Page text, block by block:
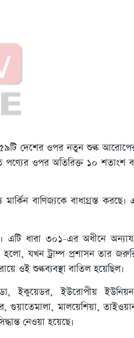
৫৯টি দেশের ওপর নতুন শুল্ক
পণ্যের ওপর অতিরিক্ত ১০ শতাংশ
বাণিজ্যকে বাধাগ্রস্ত করছে।
এটি ধারা ৩০১-এর অধীনে
হলো, যখন ট্রাম্প প্রশাসন তার
ওই শুল্কব্যবস্থা বাতিল হয়েছিল।
ইকুয়েডর, ইউরোপীয়
গুয়াতেমালা, মালয়েশিয়া,
নেওয়া হয়েছে।